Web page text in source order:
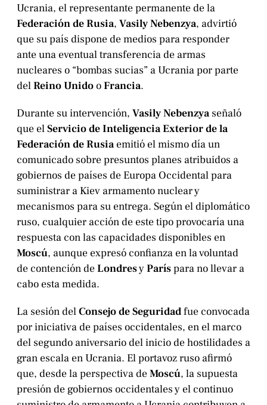
Ucrania, el representante permanente de la
Federación de Rusia, Vasily Nebenzya, advirtió
que su país dispone de medios para responder
ante una eventual transferencia de armas
nucleares o “bombas sucias” a Ucrania por parte
delReino UnidooFrancia.
Durante su intervención, Vasily Nebenzya señaló
que elServicio de Inteligencia Exterior de la
Federación de Rusia emitió el mismo día un
comunicado sobre presuntos planes atribuidos a
gobiernos de países de Europa Occidental para
suministrar a Kiev armamento nuclear y
mecanismos para su entrega. Según el diplomático
ruso, cualquier acción de este tipo provocaría una
respuesta con las capacidades disponibles en
Moscú, aunque expresó confianza en la voluntad
de contención deLondresyParíspara no llevar a
cabo esta medida.
La sesión delConsejo de Seguridadfue convocada
por iniciativa de países occidentales, en el marco
del segundo aniversario del inicio de hostilidades a
gran escala en Ucrania. El portavoz ruso afirmó
que, desde la perspectiva deMoscú, la supuesta
presión de gobiernos occidentales y el continuo